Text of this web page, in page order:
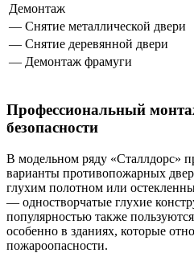
Демонтаж
— Снятие металлической двери
— Снятие деревянной двери
— Демонтаж фрамуги
Профессиональный
безопасности
В модельном ряду «Сталлдорс»
варианты противопожарных
глухим полотном или
— одностворчатые глухие
популярностью также
особенно в зданиях, которые
пожароопасности.